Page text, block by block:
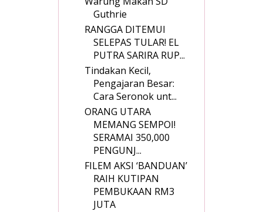
Guthrie
RANGGA DITEMUI
SELEPAS TULAR! EL
PUTRA SARIRA RUP...
Tindakan Kecil,
Pengajaran Besar:
Cara Seronok unt...
ORANG UTARA
MEMANG SEMPOI!
SERAMAI 350,000
PENGUNJ...
FILEM AKSI ‘BANDUAN’
RAIH KUTIPAN
PEMBUKAAN RM3
JUTA